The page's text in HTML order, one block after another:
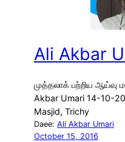
Ali Akbar
முத்தலாக் பற்றிய ஆய்வு
Akbar Umari 14-10-
Masjid, Trichy
Daee: Ali Akbar Umari
October 15, 2016